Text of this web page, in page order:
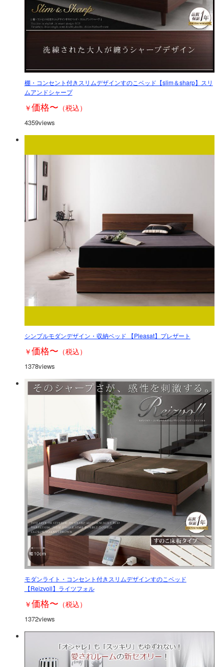
棚・コンセント付きスリムデザインすのこベッド【slim＆sharp】スリ
ムアンドシャープ
￥価格〜 （税込）
4359views
シンプルモダンデザイン・収納ベッド 【Pleasat】プレザート
￥価格〜 （税込）
1378views
モダンライト・コンセント付きスリムデザインすのこベッド
【Reizvoll】ライツフォル
￥価格〜 （税込）
1372views